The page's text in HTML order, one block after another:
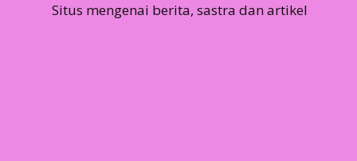
Situs mengenai berita, sastra dan artikel